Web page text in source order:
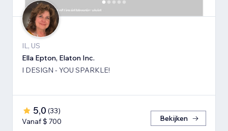
IL, US
Ella Epton, Elaton Inc.
I DESIGN - YOU SPARKLE!
5,0 (33)
Vanaf $ 700
Bekijken